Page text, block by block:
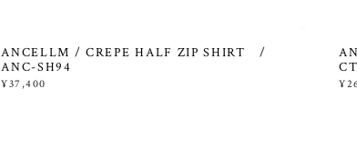
ANCELLM / CREPE HALF ZIP SHIRT /
ANC-SH94
¥37,400